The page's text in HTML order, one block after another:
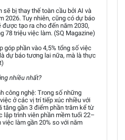
sẽ bị thay thế toàn cầu bởi AI và
2026. Tuy nhiên, cũng có dự báo
được tạo ra cho đến năm 2030,
78 triệu việc làm. (SQ Magazine)
góp phần vào 4,5% tổng số việc
dự báo tương lai nữa, mà là thực
nhiều nhất?
công nghệ: Trong số những
ở các vị trí tiếp xúc nhiều với
tăng gần 3 điểm phần trăm kể từ
lập trình viên phần mềm tuổi 22–
làm gần 20% so với năm